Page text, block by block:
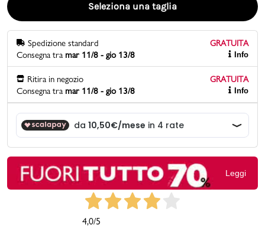
contatti
Gift card
Seleziona una taglia
Spedizione standard
GRATUITA
Consegna tra mar 11/8 - gio 13/8 Info
Ritira in negozio
GRATUITA
Consegna tra mar 11/8 - gio 13/8 Info
Leggi
4,0/5